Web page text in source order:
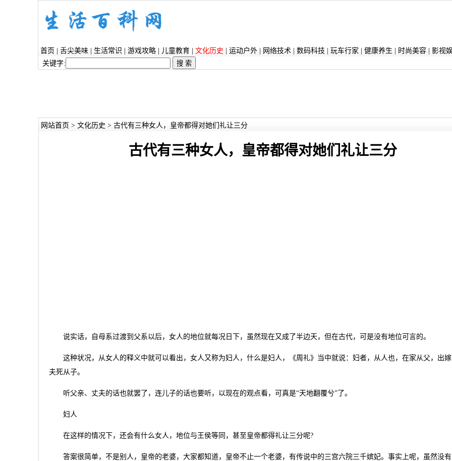
首页 舌尖美味| 生活常识 游戏攻略| 儿童教育| 文化历史 运动户外| 网络技术| 数码科技 玩车行家 健康养生 时尚美容| 影视
关键字:
网站首页 > 文化历史 > 古代有三种女人，皇帝都得对她们礼让三分
古代有三种女人，皇帝都得对她们礼让三分
说实话，自母系过渡到父系以后，女人的地位就每况日下，虽然现在又成了半边天，但在古代，可是没有地位可言的。
这种状况，从女人的释义中就可以看出，女人又称为妇人，什么是妇人，《周礼》当中就说：妇者，从人也，在家从父，出嫁
夫死从子。
听父亲、丈夫的话也就罢了，连儿子的话也要听，以现在的观点看，可真是“天地翻覆兮”了。
妇人
在这样的情况下，还会有什么女人，地位与王侯等同，甚至皇帝都得礼让三分呢?
答案很简单，不是别人，皇帝的老婆，大家都知道，皇帝不止一个老婆，有传说中的三宫六院三千嫔妃。事实上呢，虽然没